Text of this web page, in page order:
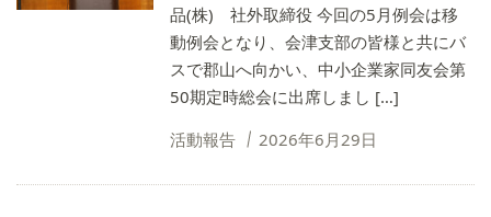
品(株) 社外取締役 今回の5月例会は移
動例会となり、会津支部の皆様と共にバ
スで郡山へ向かい、中小企業家同友会第
50期定時総会に出席しまし […]
活動報告
2026年6月29日